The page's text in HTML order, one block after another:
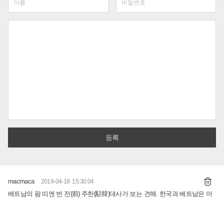
macmaca 2019-04-18 15:30:04
베트남의 팜 띠엔 번 전(前) 주한(駐韓)대사가 보는 견해. 한국과 베트남은 아